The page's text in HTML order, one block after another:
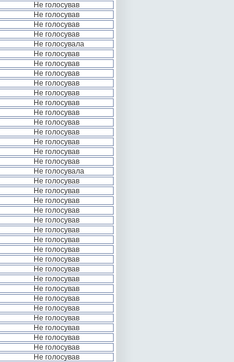
Не голосував
Не голосував
Не голосував
Не голосував
Не голосувала
Не голосував
Не голосував
Не голосував
Не голосував
Не голосував
Не голосував
Не голосував
Не голосував
Не голосував
Не голосував
Не голосував
Не голосував
Не голосувала
Не голосував
Не голосував
Не голосував
Не голосував
Не голосував
Не голосував
Не голосував
Не голосував
Не голосував
Не голосував
Не голосував
Не голосував
Не голосував
Не голосував
Не голосував
Не голосував
Не голосував
Не голосував
Не голосував